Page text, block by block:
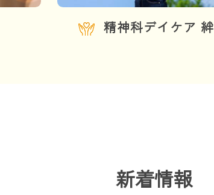
精神科デイケア 絆
新着情報